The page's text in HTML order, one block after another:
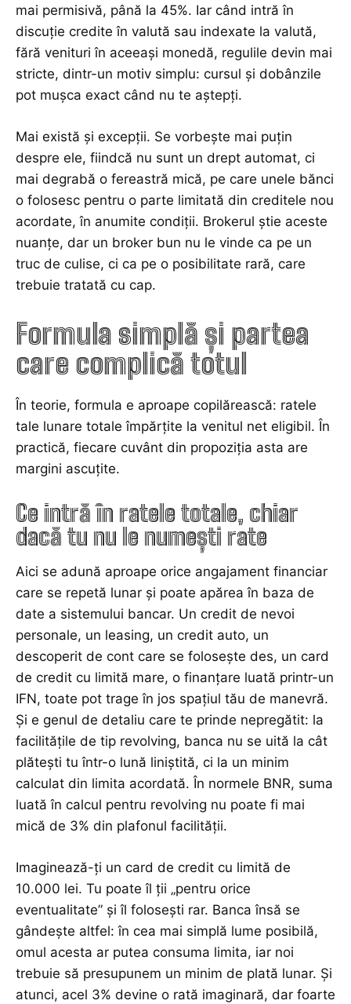
mai permisivă, până la 45%. Iar când intră în
discuție credite în valută sau indexate la valută,
fără venituri în aceeași monedă, regulile devin mai
stricte, dintr-un motiv simplu: cursul și dobânzile
pot mușca exact când nu te aștepți.
Mai există și excepții. Se vorbește mai puțin
despre ele, fiindcă nu sunt un drept automat, ci
mai degrabă o fereastră mică, pe care unele bănci
o folosesc pentru o parte limitată din creditele nou
acordate, în anumite condiții. Brokerul știe aceste
nuanțe, dar un broker bun nu le vinde ca pe un
truc de culise, ci ca pe o posibilitate rară, care
trebuie tratată cu cap.
Formula simplă și partea
care complică totul
În teorie, formula e aproape copilărească: ratele
tale lunare totale împărțite la venitul net eligibil. În
practică, fiecare cuvânt din propoziția asta are
margini ascuțite.
Ce intră în ratele totale, chiar
dacă tu nu le numești rate
Aici se adună aproape orice angajament financiar
care se repetă lunar și poate apărea în baza de
date a sistemului bancar. Un credit de nevoi
personale, un leasing, un credit auto, un
descoperit de cont care se folosește des, un card
de credit cu limită mare, o finanțare luată printr-un
IFN, toate pot trage în jos spațiul tău de manevră.
Și e genul de detaliu care te prinde nepregătit: la
facilitățile de tip revolving, banca nu se uită la cât
plătești tu într-o lună liniștită, ci la un minim
calculat din limita acordată. În normele BNR, suma
luată în calcul pentru revolving nu poate fi mai
mică de 3% din plafonul facilității.
Imaginează-ți un card de credit cu limită de
10.000 lei. Tu poate îl ții „pentru orice
eventualitate” și îl folosești rar. Banca însă se
gândește altfel: în cea mai simplă lume posibilă,
omul acesta ar putea consuma limita, iar noi
trebuie să presupunem un minim de plată lunar. Și
atunci, acel 3% devine o rată imaginară, dar foarte